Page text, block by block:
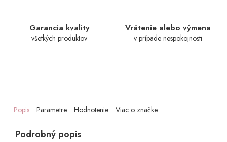
Garancia kvality
všetkých produktov
Vrátenie alebo výmena
v prípade nespokojnosti
Popis Parametre Hodnotenie Viac o značke
Podrobný popis